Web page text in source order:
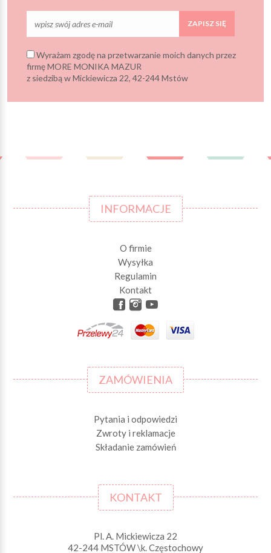
ZAPISZ SIĘ
Wyrażam zgodę na przetwarzanie moich danych przez
firmę MORE MONIKA MAZUR
z siedzibą w Mickiewicza 22, 42-244 Mstów
INFORMACJE
O firmie
Wysyłka
Regulamin
Kontakt
ZAMÓWIENIA
Pytania i odpowiedzi
Zwroty i reklamacje
Składanie zamówień
KONTAKT
Pl. A. Mickiewicza 22
42-244 MSTÓW \k. Częstochowy